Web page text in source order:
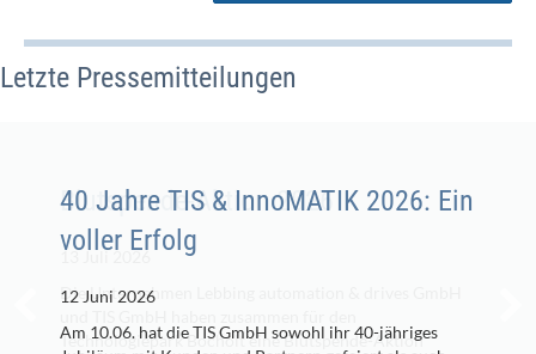
Letzte Pressemitteilungen
40 Jahre TIS & InnoMATIK 2026: Ein
voller Erfolg
12 Juni 2026
Am 10.06. hat die TIS GmbH sowohl ihr 40-jähriges